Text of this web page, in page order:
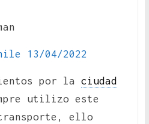
13/04/2022
por la ciudad
utilizo este
ello